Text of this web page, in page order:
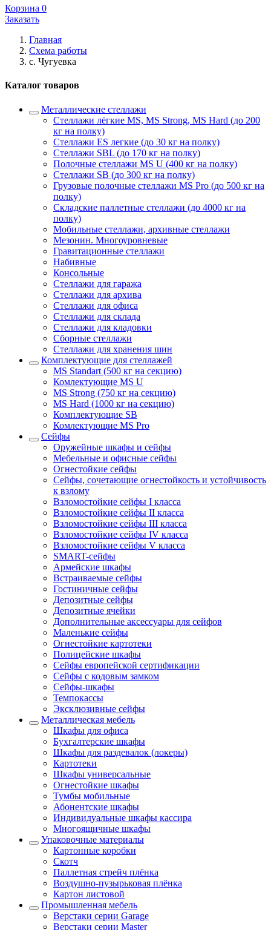
Корзина 0
Заказать
Главная
Схема работы
с. Чугуевка
Каталог товаров
Металлические стеллажи
Стеллажи лёгкие MS, MS Strong, MS Hard (до 200
кг на полку)
Стеллажи ES легкие (до 30 кг на полку)
Стеллажи SBL (до 170 кг на полку)
Полочные стеллажи MS U (400 кг на полку)
Стеллажи SB (до 300 кг на полку)
Грузовые полочные стеллажи MS Pro (до 500 кг на
полку)
Складские паллетные стеллажи (до 4000 кг на
полку)
Мобильные стеллажи, архивные стеллажи
Мезонин. Многоуровневые
Гравитационные стеллажи
Набивные
Консольные
Стеллажи для гаража
Стеллажи для архива
Стеллажи для офиса
Стеллажи для склада
Стеллажи для кладовки
Сборные стеллажи
Стеллажи для хранения шин
Комплектующие для стеллажей
MS Standart (500 кг на секцию)
Комлектующие MS U
MS Strong (750 кг на секцию)
MS Hard (1000 кг на секцию)
Комплектующие SB
Комлектующие MS Pro
Сейфы
Оружейные шкафы и сейфы
Мебельные и офисные сейфы
Огнестойкие сейфы
Сейфы, сочетающие огнестойкость и устойчивость
к взлому
Взломостойкие сейфы I класса
Взломостойкие сейфы II класса
Взломостойкие сейфы III класса
Взломостойкие сейфы IV класса
Взломостойкие сейфы V класса
SMART-сейфы
Армейские шкафы
Встраиваемые сейфы
Гостиничные сейфы
Депозитные сейфы
Депозитные ячейки
Дополнительные аксессуары для сейфов
Маленькие сейфы
Огнестойкие картотеки
Полицейские шкафы
Сейфы европейской сертификации
Сейфы с кодовым замком
Сейфы-шкафы
Темпокассы
Эксклюзивные сейфы
Металлическая мебель
Шкафы для офиса
Бухгалтерские шкафы
Шкафы для раздевалок (локеры)
Картотеки
Шкафы универсальные
Огнестойкие шкафы
Тумбы мобильные
Абонентские шкафы
Индивидуальные шкафы кассира
Многоящичные шкафы
Упаковочные материалы
Картонные коробки
Скотч
Паллетная стрейч плёнка
Воздушно-пузырьковая плёнка
Картон листовой
Промышленная мебель
Верстаки серии Garage
Верстаки серии Master